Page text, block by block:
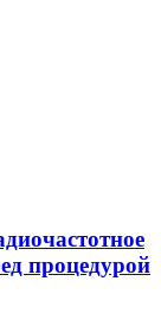
процедурой